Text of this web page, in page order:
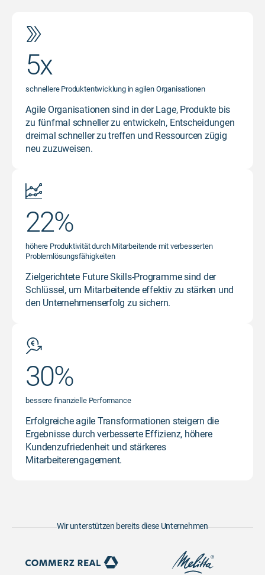
5x
schnellere Produktentwicklung in agilen Organisationen
Agile Organisationen sind in der Lage, Produkte bis
zu fünfmal schneller zu entwickeln, Entscheidungen
dreimal schneller zu treffen und Ressourcen zügig
neu zuzuweisen.
22%
höhere Produktivität durch Mitarbeitende mit verbesserten
Problemlösungsfähigkeiten
Zielgerichtete Future Skills-Programme sind der
Schlüssel, um Mitarbeitende effektiv zu stärken und
den Unternehmenserfolg zu sichern.
30%
bessere finanzielle Performance
Erfolgreiche agile Transformationen steigern die
Ergebnisse durch verbesserte Effizienz, höhere
Kundenzufriedenheit und stärkeres
Mitarbeiterengagement.
Wir unterstützen bereits diese Unternehmen